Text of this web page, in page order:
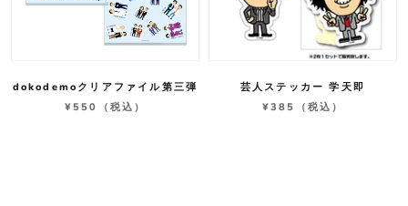
dokodemoクリアファイル第三弾
¥550
（税込）
芸人ステッカー 学天即
¥385
（税込）